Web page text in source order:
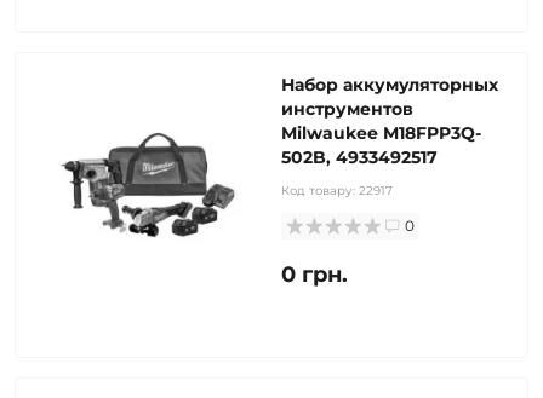
Набор аккумуляторных
инструментов
Milwaukee M18FPP3Q-
502B, 4933492517
Код товару: 22917
0
0 грн.